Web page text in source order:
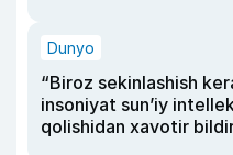
Dunyo
“Biroz sekinlashish
insoniyat sun’iy
qolishidan xavotir